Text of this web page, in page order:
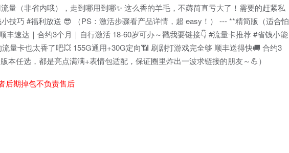
量（非省内哦），走到哪用到哪✨ 这么香的羊毛，不薅简直亏大了！需要的赶紧私
技巧 #福利放送 😎 （PS：激活步骤看产品详情，超 easy！） --- **精简版（适合怕
速达｜合约3个月｜自行激活 18-60岁可办～戳我要链接👇 #流量卡推荐 #省钱小能
量卡也太香了吧💥 155G通用+30G定向📶 刷剧打游戏完全够 顺丰送得快🚚 合约3
任选，都是亮点满满+表情包适配，保证圈里炸出一波求链接的朋友～💪）
后期掉包不负责售后